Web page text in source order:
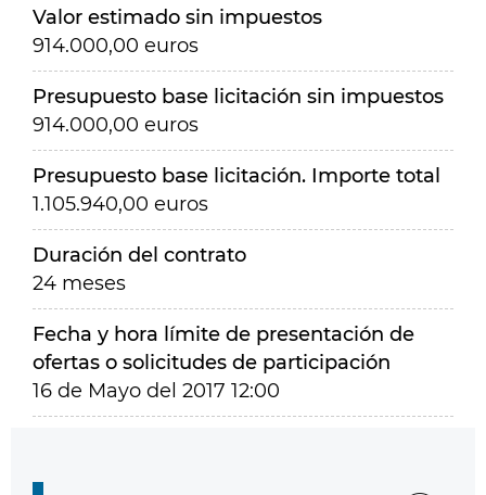
Valor estimado sin impuestos
914.000,00 euros
Presupuesto base licitación sin impuestos
914.000,00 euros
Presupuesto base licitación. Importe total
1.105.940,00 euros
Duración del contrato
24 meses
Fecha y hora límite de presentación de
ofertas o solicitudes de participación
16 de Mayo del 2017 12:00